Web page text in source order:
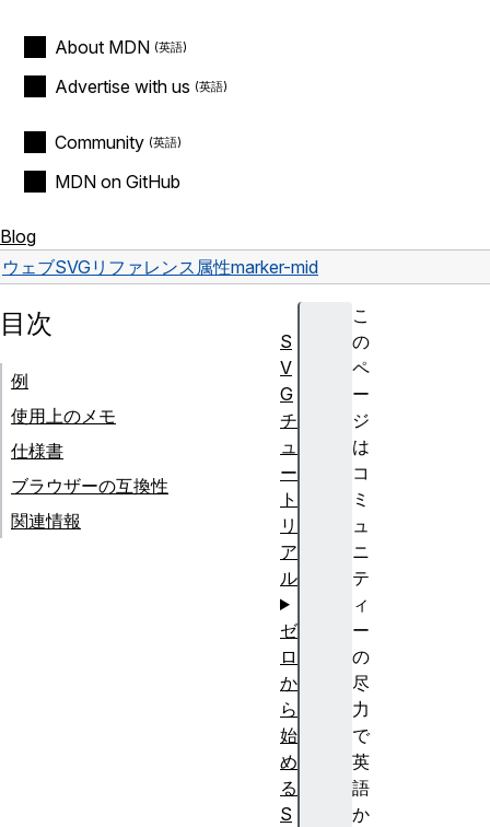
About MDN
Advertise with us
Community
MDN on GitHub
Blog
ウェブSVGリファレンス 属性marker-mid
こ
の
ペ
ー
ジ
は
コ
ミ
ュ
ニ
テ
ィ
ー
の
尽
力
で
英
語
か
目次
例
使用上のメモ
仕様書
ブラウザーの互換性
関連情報
S
V
G
チ
ュ
ー
ト
リ
ア
ル
ゼ
ロ
か
ら
始
め
る
S